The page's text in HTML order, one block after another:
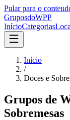
Pular para o
GruposdoWPP
InícioCategorias
Início
/
Doces e
Grupos de
Sobremesas